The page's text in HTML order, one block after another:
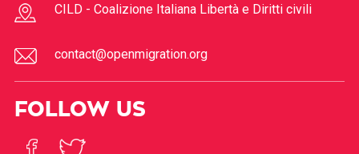
CILD - Coalizione Italiana Libertà e Diritti civili
contact@openmigration.org
FOLLOW US